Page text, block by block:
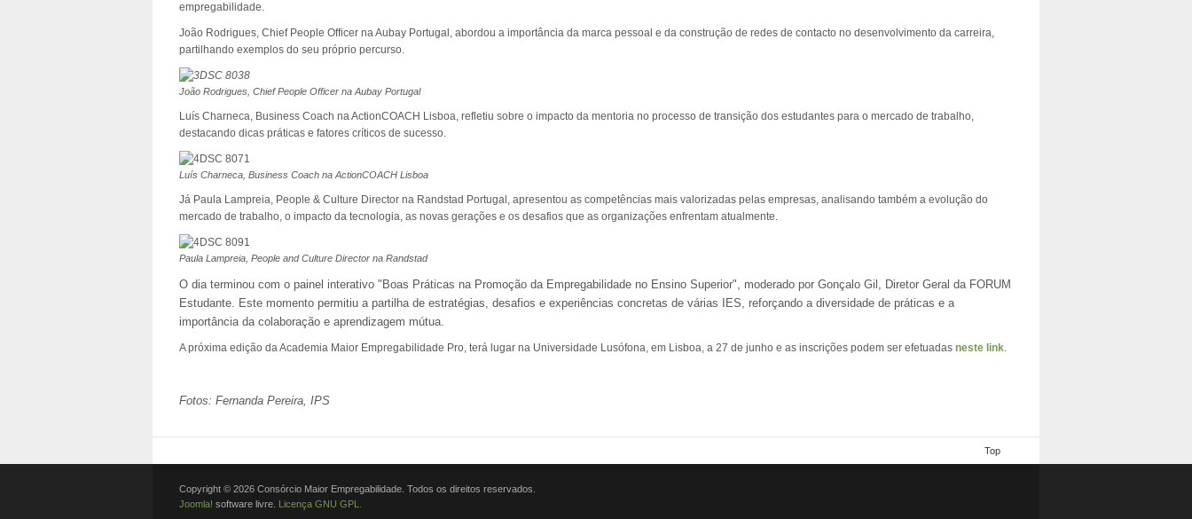
empregabilidade.
João Rodrigues, Chief People Officer na Aubay Portugal, abordou a importância da marca pessoal e da construção de redes de contacto no desenvolvimento da carreira,
partilhando exemplos do seu próprio percurso.
João Rodrigues, Chief People Officer na Aubay Portugal
Luís Charneca, Business Coach na ActionCOACH Lisboa, refletiu sobre o impacto da mentoria no processo de transição dos estudantes para o mercado de trabalho,
destacando dicas práticas e fatores críticos de sucesso.
Luís Charneca, Business Coach na ActionCOACH Lisboa
Já Paula Lampreia, People & Culture Director na Randstad Portugal, apresentou as competências mais valorizadas pelas empresas, analisando também a evolução do
mercado de trabalho, o impacto da tecnologia, as novas gerações e os desafios que as organizações enfrentam atualmente.
Paula Lampreia, People and Culture Director na Randstad
O dia terminou com o painel interativo "Boas Práticas na Promoção da Empregabilidade no Ensino Superior", moderado por Gonçalo Gil, Diretor Geral da FORUM
Estudante. Este momento permitiu a partilha de estratégias, desafios e experiências concretas de várias IES, reforçando a diversidade de práticas e a
importância da colaboração e aprendizagem mútua.
A próxima edição da Academia Maior Empregabilidade Pro, terá lugar na Universidade Lusófona, em Lisboa, a 27 de junho e as inscrições podem ser efetuadas neste link.
Fotos: Fernanda Pereira, IPS
Top
Copyright © 2026 Consórcio Maior Empregabilidade. Todos os direitos reservados.
Joomla! software livre. Licença GNU GPL.